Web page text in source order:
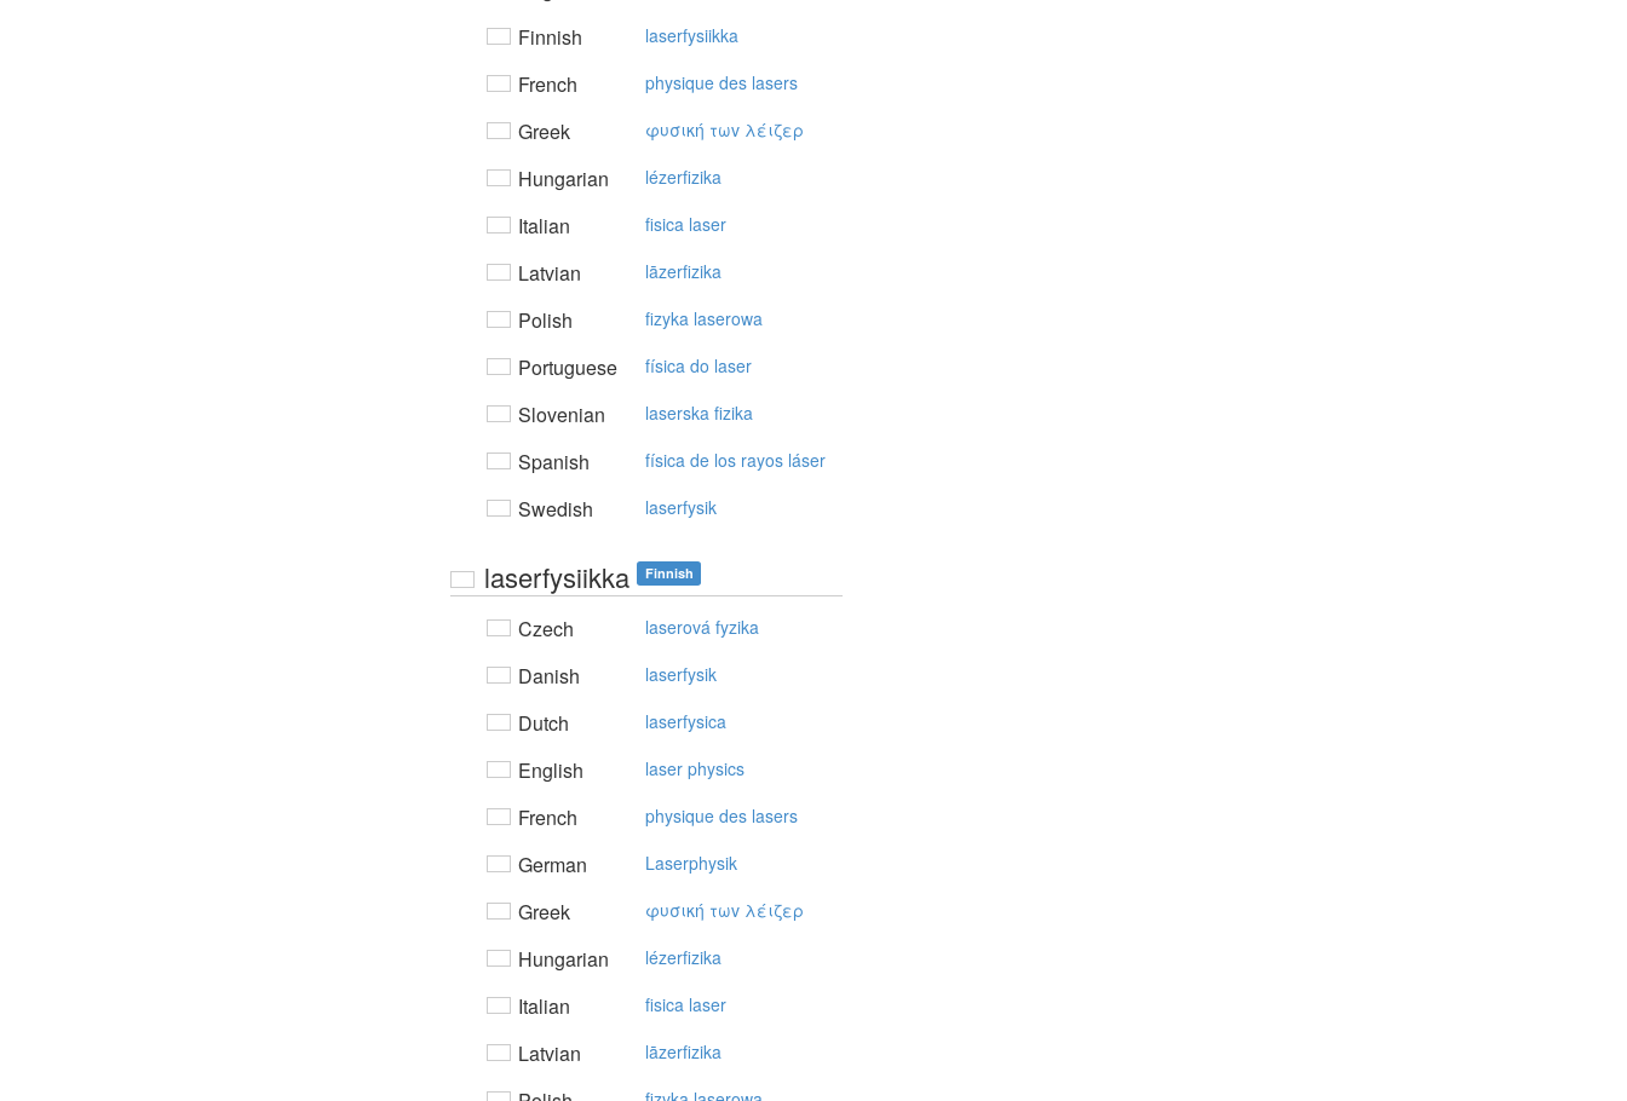
Finnish laserfysiikka
French physique des lasers
Greek φυσική τωv λέιζερ
Hungarian lézerfizika
Italian fisica laser
Latvian lāzerfizika
Polish fizyka laserowa
Portuguese física do laser
Slovenian laserska fizika
Spanish física de los rayos láser
Swedish laserfysik
laserfysiikka Finnish
Czech laserová fyzika
Danish laserfysik
Dutch laserfysica
English laser physics
French physique des lasers
German Laserphysik
Greek φυσική τωv λέιζερ
Hungarian lézerfizika
Italian fisica laser
Latvian lāzerfizika